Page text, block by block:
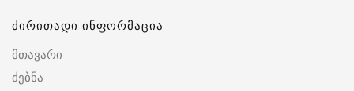
ძირითადი ინფორმაცია
მთავარი
ძებნა